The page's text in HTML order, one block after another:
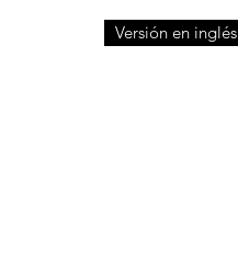
Versión en inglés